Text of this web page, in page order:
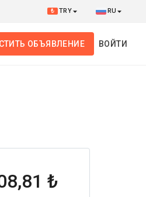
₺ TRY RU
ОБЪЯВЛЕНИЕ ВОЙТИ
₺